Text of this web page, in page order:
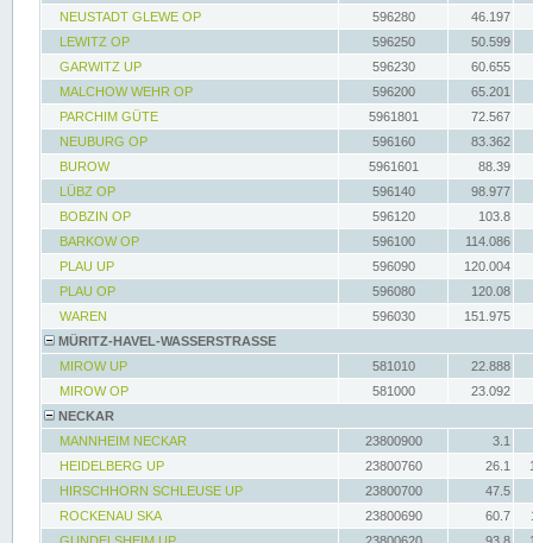
NEUSTADT GLEWE OP
596280
46.197
LEWITZ OP
596250
50.599
GARWITZ UP
596230
60.655
MALCHOW WEHR OP
596200
65.201
PARCHIM GÜTE
5961801
72.567
NEUBURG OP
596160
83.362
BUROW
5961601
88.39
LÜBZ OP
596140
98.977
BOBZIN OP
596120
103.8
BARKOW OP
596100
114.086
PLAU UP
596090
120.004
PLAU OP
596080
120.08
WAREN
596030
151.975
MÜRITZ-HAVEL-WASSERSTRASSE
MIROW UP
581010
22.888
MIROW OP
581000
23.092
NECKAR
MANNHEIM NECKAR
23800900
3.1
HEIDELBERG UP
23800760 26.1
HIRSCHHORN SCHLEUSE UP
23800700
47.5
ROCKENAU SKA
23800690 60.7